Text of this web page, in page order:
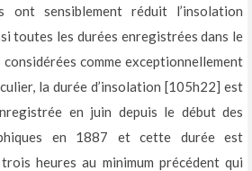
ont sensiblement réduit l’insolation
toutes les durées enregistrées dans le
comme exceptionnellement
la durée d’insolation [105h22] est
en juin depuis le début des
en 1887 et cette durée est
heures au minimum précédent qui